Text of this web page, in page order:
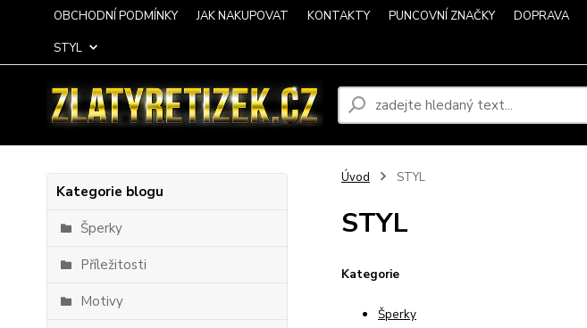
OBCHODNÍ PODMÍNKY JAK NAKUPOVAT KONTAKTY PUNCOVNÍ ZNAČKY DOPRAVA
STYL
Kategorie blogu
Šperky
Příležitosti
Motivy
Úvod STYL
STYL
Kategorie
Šperky